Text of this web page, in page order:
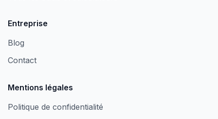
Entreprise
Blog
Contact
Mentions légales
Politique de confidentialité